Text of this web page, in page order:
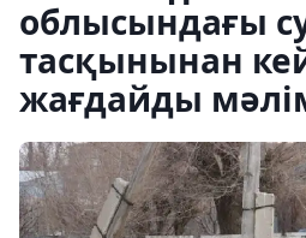
облысындағы
тасқынынан
жағдайды